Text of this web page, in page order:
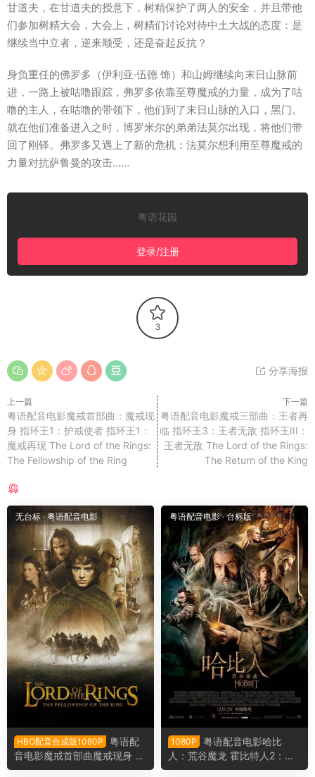
甘道夫，在甘道夫的授意下，树精保护了两人的安全，并且带他
们参加树精大会，大会上，树精们讨论对待中土大战的态度：是
继续当中立者，逆来顺受，还是奋起反抗？
身负重任的佛罗多（伊利亚·伍德 饰）和山姆继续向末日山脉前
进，一路上被咕噜跟踪，弗罗多依靠至尊魔戒的力量，成为了咕
噜的主人，在咕噜的带领下，他们到了末日山脉的入口，黑门。
就在他们准备进入之时，博罗米尔的弟弟法莫尔出现，将他们带
回了刚铎。弗罗多又遇上了新的危机：法莫尔想利用至尊魔戒的
力量对抗萨鲁曼的攻击……
粤语花园
登录/注册
3
分享海报
上一篇
粤语配音电影魔戒首部曲：魔戒现
身 指环王1：护戒使者 指环王1：
魔戒再现 The Lord of the Rings:
The Fellowship of the Ring
下一篇
粤语配音电影魔戒三部曲：王者再
临 指环王3：王者无敌 指环王III：
王者无敌 The Lord of the Rings:
The Return of the King
无台标·粤语配音电影
HBO配音合成版1080P
粤语配
音电影魔戒首部曲魔戒现身 指
环王护戒使者 指环王魔戒再现
粤语配音电影·台标版
1080P
粤语配音电影哈比
人：荒谷魔龙 霍比特人2：史
矛革之战 哈比人：荒谷恶龙 T